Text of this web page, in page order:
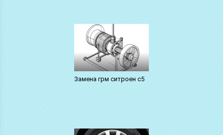
Замена грм ситроен с5